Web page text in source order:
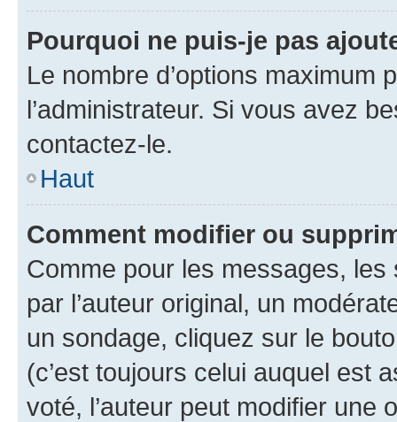
Pourquoi ne puis-je pas
Le nombre d’options maximum
l’administrateur. Si vous avez
contactez-le.
Haut
Comment modifier ou
Comme pour les messages,
par l’auteur original, un
un sondage, cliquez sur le
(c’est toujours celui auquel est
voté, l’auteur peut modifier une